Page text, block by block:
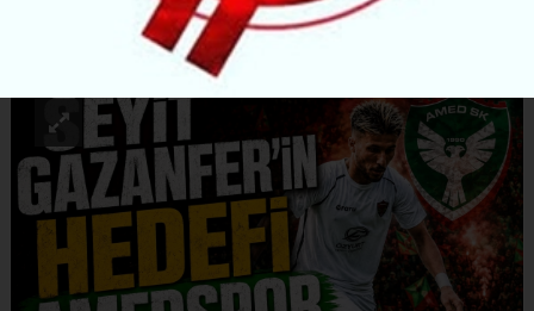
ABONE OL